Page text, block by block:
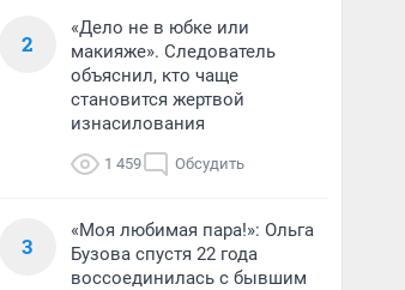
2
«Дело не в юбке или
макияже». Следователь
объяснил, кто чаще
становится жертвой
изнасилования
1 459 Обсудить
3
«Моя любимая пара!»: Ольга
Бузова спустя 22 года
воссоединилась с бывшим